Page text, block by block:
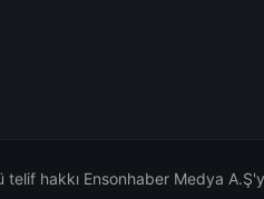
hakkı Ensonhaber Medya